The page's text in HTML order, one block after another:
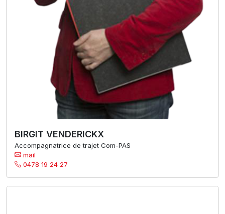
BIRGIT VENDERICKX
Accompagnatrice de trajet Com-PAS
mail
0478 19 24 27